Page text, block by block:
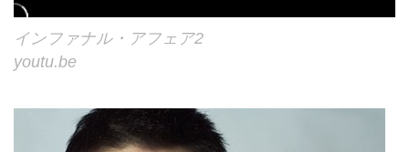
インファナル・アフェア2
youtu.be